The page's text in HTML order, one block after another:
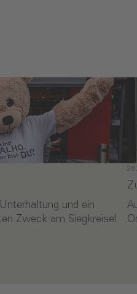
und ein
Zweck am Siegkreisel…